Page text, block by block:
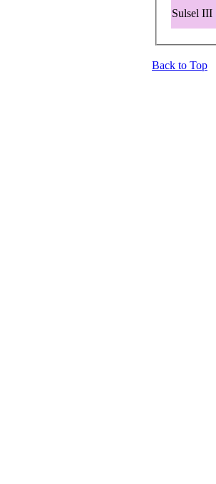
Sulsel III
Back to Top